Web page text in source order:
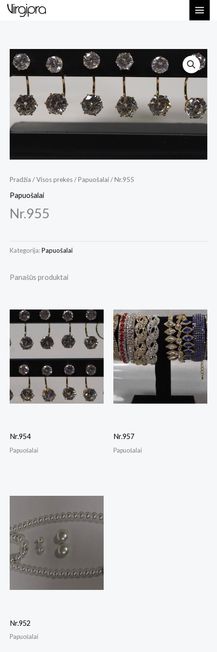
Pereiti
Pradžia /Visos prekės/Papuošalai/ Nr.955
Papuošalai
Nr.955
Kategorija:Papuošalai
Panašūs produktai
Nr.954
Papuošalai
Nr.957
Papuošalai
Nr.952
Papuošalai